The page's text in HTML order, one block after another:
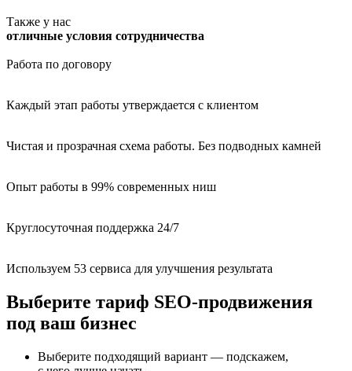
Также у нас
отличные условия сотрудничества
Работа по договору
Каждый этап работы утверждается с клиентом
Чистая и прозрачная схема работы. Без подводных камней
Опыт работы в 99% современных ниш
Круглосуточная поддержка 24/7
Используем 53 сервиса для улучшения результата
Выберите тариф SEO-продвижения
под ваш бизнес
Выберите подходящий вариант — подскажем,